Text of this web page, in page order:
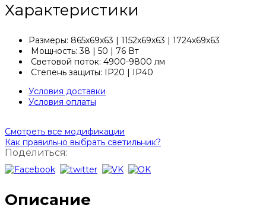
Характеристики
Размеры: 865х69х63 | 1152х69х63 | 1724х69х63
Мощность: 38 | 50 | 76 Вт
Световой поток: 4900-9800 лм
Степень защиты: IP20 | IP40
Условия доставки
Условия оплаты
Смотреть все модификации
Как правильно выбрать светильник?
Поделиться:
Описание